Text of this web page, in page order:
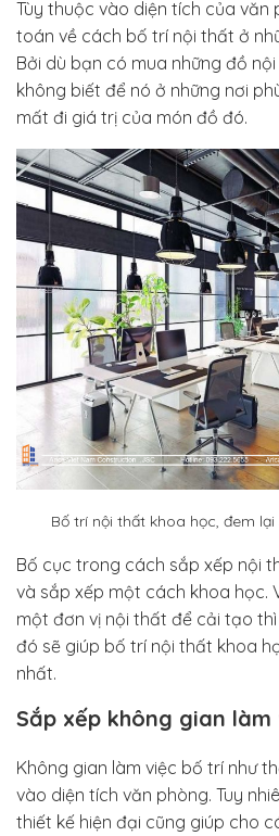
Tùy thuộc vào diện tích của văn
toán về cách bố trí nội thất ở
Bởi dù bạn có mua những đồ
không biết để nó ở những nơi
mất đi giá trị của món đồ đó.
Bố trí nội thất khoa học, đem
Bố cục trong cách sắp xếp nội
và sắp xếp một cách khoa học.
một đơn vị nội thất để cải tạo
đó sẽ giúp bố trí nội thất khoa
nhất.
Sắp xếp không gian làm
Không gian làm việc bố trí như
vào diện tích văn phòng. Tuy
thiết kế hiện đại cũng giúp cho